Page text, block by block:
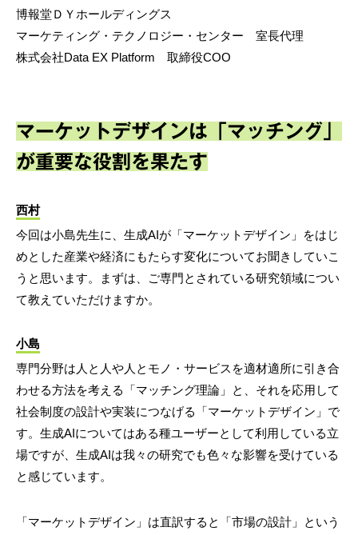
博報堂ＤＹホールディングス
マーケティング・テクノロジー・センター 室長代理
株式会社Data EX Platform 取締役COO
マーケットデザインは「マッチング」
が重要な役割を果たす
西村
今回は小島先生に、生成AIが「マーケットデザイン」をはじ
めとした産業や経済にもたらす変化についてお聞きしていこ
うと思います。まずは、ご専門とされている研究領域につい
て教えていただけますか。
小島
専門分野は人と人や人とモノ・サービスを適材適所に引き合
わせる方法を考える「マッチング理論」と、それを応用して
社会制度の設計や実装につなげる「マーケットデザイン」で
す。生成AIについてはある種ユーザーとして利用している立
場ですが、生成AIは我々の研究でも色々な影響を受けている
と感じています。
「マーケットデザイン」は直訳すると「市場の設計」という